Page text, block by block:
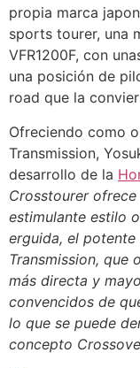
propia marca
sports tourer, una
VFR1200F, con
una posición de
road que la
Ofreciendo como
Transmission,
desarrollo de la
Crosstourer
estimulante estilo
erguida, el
Transmission, que
más directa y
convencidos de
lo que se puede
concepto